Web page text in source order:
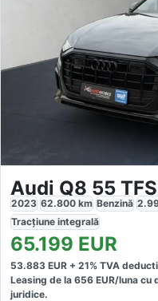
Audi Q8 55
2023 62.800 km Benzină
Tracțiune integrală
65.199 EUR
53.883 EUR + 21% TVA
Leasing de la 656 EUR/luna cu
juridice.